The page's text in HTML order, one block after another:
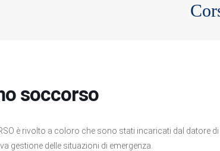
soccorso
è rivolto a coloro che sono stati incaricati dal datore
gestione delle situazioni di emergenza.